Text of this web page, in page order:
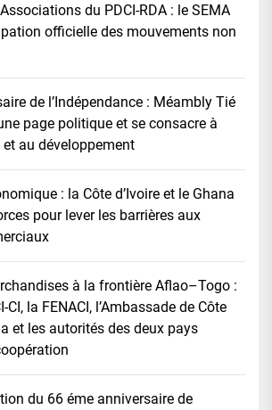
du PDCI-RDA : le SEMA
officielle des mouvements non
de l’Indépendance : Méambly Tié
page politique et se consacre à
et au développement
: la Côte d’Ivoire et le Ghana
pour lever les barrières aux
à la frontière Aflao–Togo :
CI, la FENACI, l’Ambassade de Côte
et les autorités des deux pays
du 66 éme anniversaire de